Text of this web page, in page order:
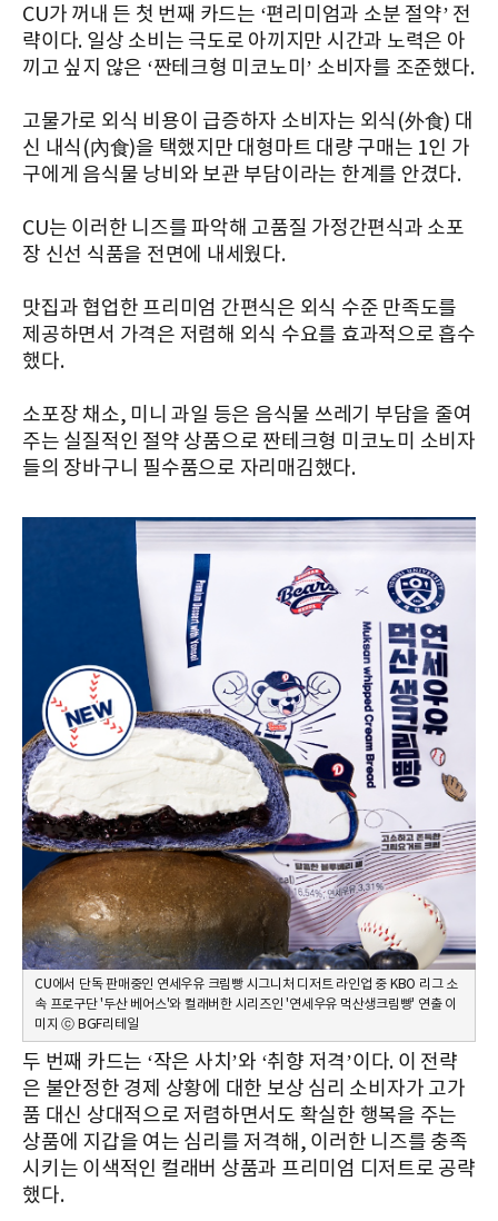
CU가 꺼내 든 첫 번째 카드는 ‘편리미엄과 소분 절약’ 전
략이다. 일상 소비는 극도로 아끼지만 시간과 노력은 아
끼고 싶지 않은 ‘짠테크형 미코노미’ 소비자를 조준했다.
고물가로 외식 비용이 급증하자 소비자는 외식(外食) 대
신 내식(內食)을 택했지만 대형마트 대량 구매는 1인 가
구에게 음식물 낭비와 보관 부담이라는 한계를 안겼다.
CU는 이러한 니즈를 파악해 고품질 가정간편식과 소포
장 신선 식품을 전면에 내세웠다.
맛집과 협업한 프리미엄 간편식은 외식 수준 만족도를
제공하면서 가격은 저렴해 외식 수요를 효과적으로 흡수
했다.
소포장 채소, 미니 과일 등은 음식물 쓰레기 부담을 줄여
주는 실질적인 절약 상품으로 짠테크형 미코노미 소비자
들의 장바구니 필수품으로 자리매김했다.
CU에서 단독 판매중인 연세우유 크림빵 시그니처 디저트 라인업 중 KBO 리그 소
속 프로구단 '두산 베어스'와 컬래버한 시리즈인 '연세우유 먹산생크림빵' 연출 이
미지 ⓒ BGF리테일
두 번째 카드는 ‘작은 사치’와 ‘취향 저격’이다. 이 전략
은 불안정한 경제 상황에 대한 보상 심리 소비자가 고가
품 대신 상대적으로 저렴하면서도 확실한 행복을 주는
상품에 지갑을 여는 심리를 저격해, 이러한 니즈를 충족
시키는 이색적인 컬래버 상품과 프리미엄 디저트로 공략
했다.